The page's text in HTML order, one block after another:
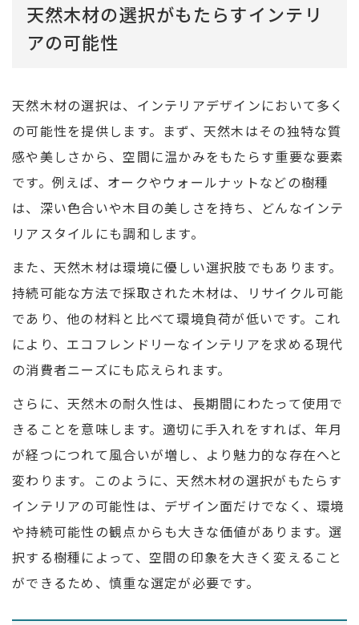
天然木材の選択がもたらすインテリ
アの可能性
天然木材の選択は、インテリアデザインにおいて多く
の可能性を提供します。まず、天然木はその独特な質
感や美しさから、空間に温かみをもたらす重要な要素
です。例えば、オークやウォールナットなどの樹種
は、深い色合いや木目の美しさを持ち、どんなインテ
リアスタイルにも調和します。
また、天然木材は環境に優しい選択肢でもあります。
持続可能な方法で採取された木材は、リサイクル可能
であり、他の材料と比べて環境負荷が低いです。これ
により、エコフレンドリーなインテリアを求める現代
の消費者ニーズにも応えられます。
さらに、天然木の耐久性は、長期間にわたって使用で
きることを意味します。適切に手入れをすれば、年月
が経つにつれて風合いが増し、より魅力的な存在へと
変わります。このように、天然木材の選択がもたらす
インテリアの可能性は、デザイン面だけでなく、環境
や持続可能性の観点からも大きな価値があります。選
択する樹種によって、空間の印象を大きく変えること
ができるため、慎重な選定が必要です。